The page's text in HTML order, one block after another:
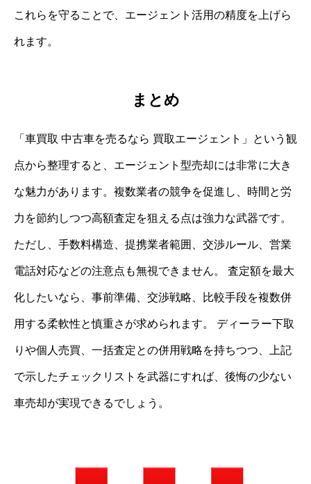
これらを守ることで、エージェント活用の精度を上げら
れます。
まとめ
「車買取 中古車を売るなら 買取エージェント」という観
点から整理すると、エージェント型売却には非常に大き
な魅力があります。複数業者の競争を促進し、時間と労
力を節約しつつ高額査定を狙える点は強力な武器です。
ただし、手数料構造、提携業者範囲、交渉ルール、営業
電話対応などの注意点も無視できません。 査定額を最大
化したいなら、事前準備、交渉戦略、比較手段を複数併
用する柔軟性と慎重さが求められます。 ディーラー下取
りや個人売買、一括査定との併用戦略を持ちつつ、上記
で示したチェックリストを武器にすれば、後悔の少ない
車売却が実現できるでしょう。